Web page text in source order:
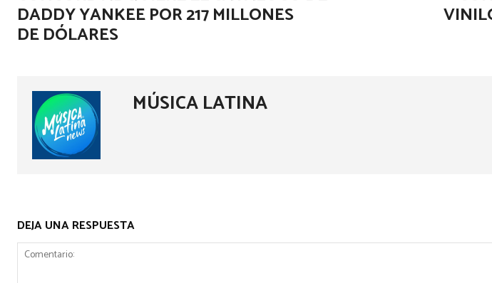
DADDY YANKEE POR 217 MILLONES
DE DÓLARES
MÚSICA LATINA
DEJA UNA RESPUESTA